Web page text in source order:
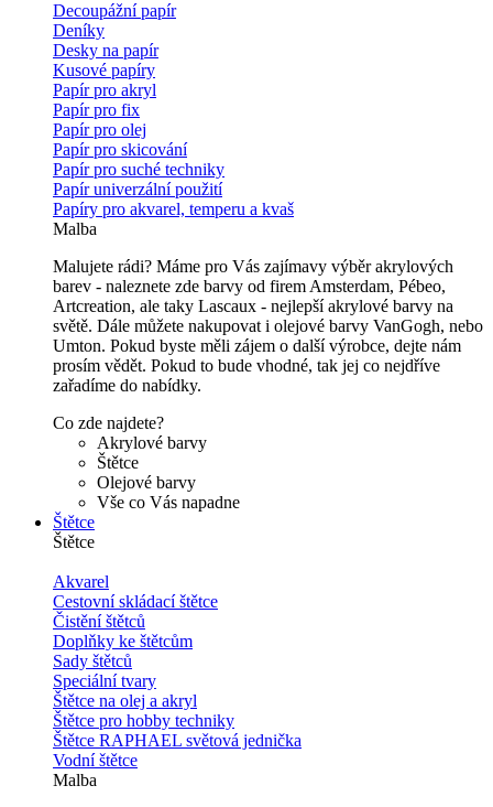
Decoupážní papír
Deníky
Desky na papír
Kusové papíry
Papír pro akryl
Papír pro fix
Papír pro olej
Papír pro skicování
Papír pro suché techniky
Papír univerzální použití
Papíry pro akvarel, temperu a kvaš
Malba
Malujete rádi? Máme pro Vás zajímavy výběr akrylových
barev - naleznete zde barvy od firem Amsterdam, Pébeo,
Artcreation, ale taky Lascaux - nejlepší akrylové barvy na
světě. Dále můžete nakupovat i olejové barvy VanGogh, nebo
Umton. Pokud byste měli zájem o další výrobce, dejte nám
prosím vědět. Pokud to bude vhodné, tak jej co nejdříve
zařadíme do nabídky.
Co zde najdete?
Akrylové barvy
Štětce
Olejové barvy
Vše co Vás napadne
Štětce
Štětce
Akvarel
Cestovní skládací štětce
Čistění štětců
Doplňky ke štětcům
Sady štětců
Speciální tvary
Štětce na olej a akryl
Štětce pro hobby techniky
Štětce RAPHAEL světová jednička
Vodní štětce
Malba